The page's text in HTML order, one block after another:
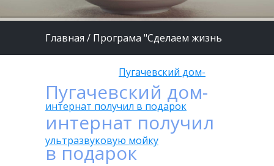
Главная / Програма "Сделаем жизнь
Пугачевский дом-
интернат получил в подарок
ультразвуковую мойку
Пугачевский дом-
интернат получил
в подарок